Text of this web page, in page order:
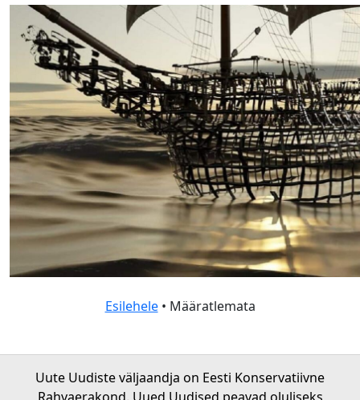
Esilehele• Määratlemata
Uute Uudiste väljaandja on Eesti Konservatiivne